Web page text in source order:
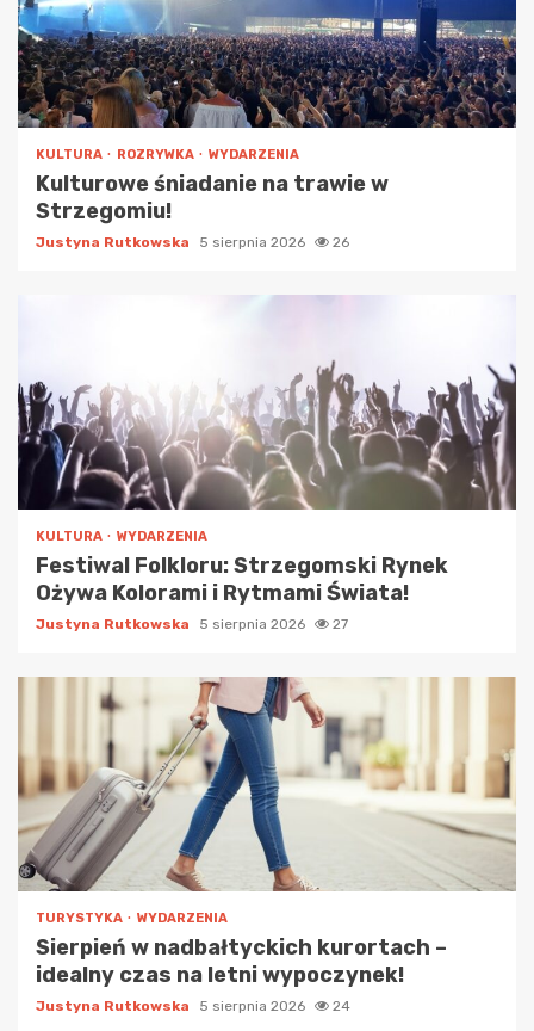
KULTURA ROZRYWKA WYDARZENIA
Kulturowe śniadanie na trawie w
Strzegomiu!
Justyna Rutkowska 5 sierpnia 2026 26
KULTURA WYDARZENIA
Festiwal Folkloru: Strzegomski Rynek
Ożywa Kolorami i Rytmami Świata!
Justyna Rutkowska 5 sierpnia 2026 27
TURYSTYKA WYDARZENIA
Sierpień w nadbałtyckich kurortach –
idealny czas na letni wypoczynek!
Justyna Rutkowska 5 sierpnia 2026 24